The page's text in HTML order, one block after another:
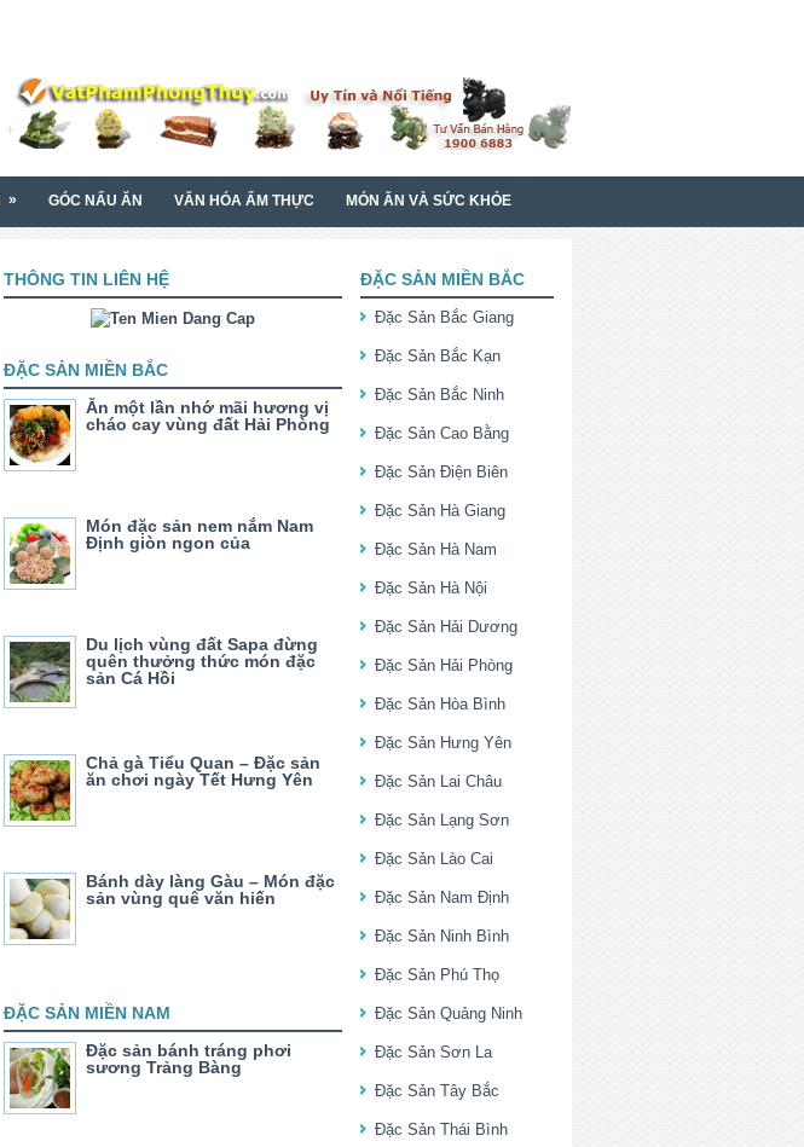
» GÓC NẤU ĂN VĂN HÓA ẨM THỰC MÓN ĂN VÀ SỨC KHỎE
THÔNG TIN LIÊN HỆ
ĐẶC SẢN MIỀN BẮC
Ăn một lần nhớ mãi hương vị
cháo cay vùng đất Hải Phòng
Món đặc sản nem nắm Nam
Định giòn ngon của
Du lịch vùng đất Sapa đừng
quên thưởng thức món đặc
sản Cá Hồi
Chả gà Tiểu Quan – Đặc sản
ăn chơi ngày Tết Hưng Yên
Bánh dày làng Gàu – Món đặc
sản vùng quê văn hiến
ĐẶC SẢN MIỀN NAM
Đặc sản bánh tráng phơi
sương Trảng Bàng
ĐẶC SẢN MIỀN BẮC
Đặc Sản Bắc Giang
Đặc Sản Bắc Kạn
Đặc Sản Bắc Ninh
Đặc Sản Cao Bằng
Đặc Sản Điện Biên
Đặc Sản Hà Giang
Đặc Sản Hà Nam
Đặc Sản Hà Nội
Đặc Sản Hải Dương
Đặc Sản Hải Phòng
Đặc Sản Hòa Bình
Đặc Sản Hưng Yên
Đặc Sản Lai Châu
Đặc Sản Lạng Sơn
Đặc Sản Lào Cai
Đặc Sản Nam Định
Đặc Sản Ninh Bình
Đặc Sản Phú Thọ
Đặc Sản Quảng Ninh
Đặc Sản Sơn La
Đặc Sản Tây Bắc
Đặc Sản Thái Bình